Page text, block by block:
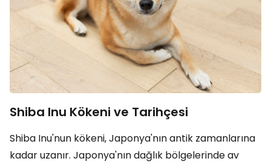
Shiba Inu Kökeni ve Tarihçesi
Shiba Inu'nun kökeni, Japonya'nın antik zamanlarına
kadar uzanır. Japonya'nın dağlık bölgelerinde av